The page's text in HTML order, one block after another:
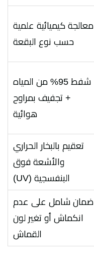
معالجة كيميائية علمية
حسب نوع البقعة
شفط 95% من المياه
+ تجفيف بمراوح
هوائية
تعقيم بالبخار الحراري
والأشعة فوق
البنفسجية (UV)
ضمان شامل على عدم
انكماش أو تغير لون
القماش